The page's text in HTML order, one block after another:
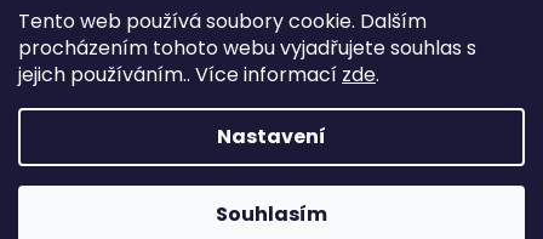
Tento web používá soubory cookie. Dalším
procházením tohoto webu vyjadřujete souhlas s
jejich používáním.. Více informací zde.
Nastavení
Souhlasím
Vytvořil Shoptet
Copyright 2026YachtNet shop. Všechna práva
vyhrazena.